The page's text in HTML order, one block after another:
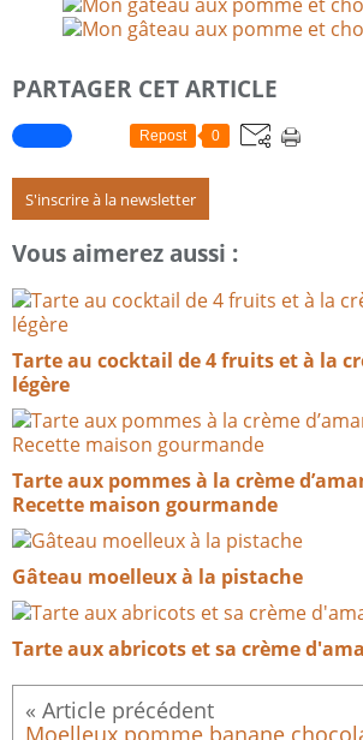
PARTAGER CET ARTICLE
Repost 0
S'inscrire à la newsletter
Vous aimerez aussi :
Tarte au cocktail de 4 fruits et à la
légère
Tarte aux pommes à la crème
Recette maison gourmande
Gâteau moelleux à la pistache
Tarte aux abricots et sa crème
Moelleux pomme banane